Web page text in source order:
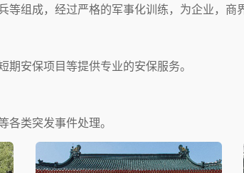
等组成，经过严格的军事化训练，为企业，
安保项目等提供专业的安保服务。
类突发事件处理。